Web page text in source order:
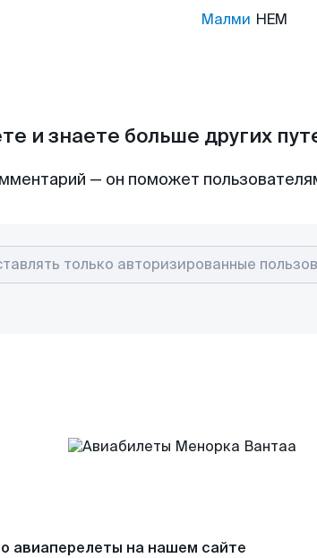
Малми HEM
и знаете больше других
— он поможет
авиаперелеты на нашем сайте